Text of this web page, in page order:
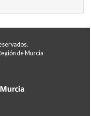
de Murcia